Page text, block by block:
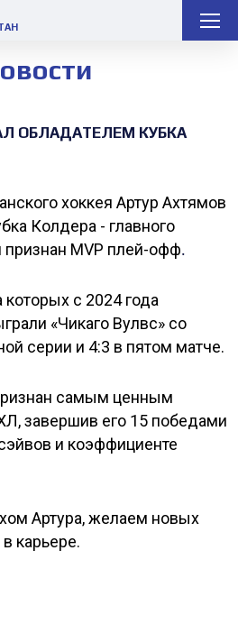
ОБЛАДАТЕЛЕМ КУБКА
хоккея Артур Ахтямов
Колдера - главного
MVP плей-офф.
которых с 2024 года
«Чикаго Вулвс» со
серии и 4:3 в пятом матче.
самым ценным
завершив его 15 победами
и коэффициенте
Артура, желаем новых
карьере.